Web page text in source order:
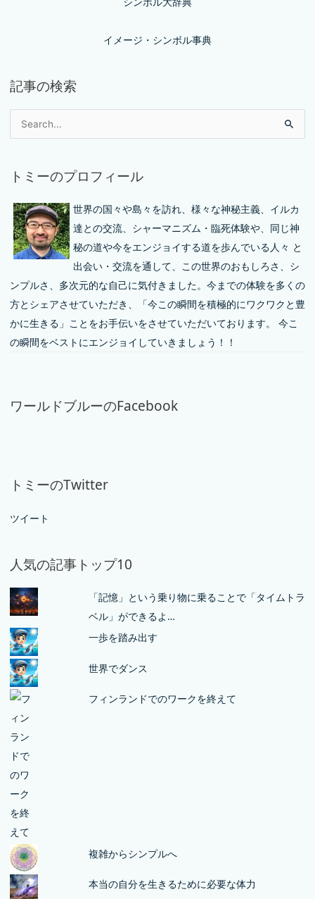
イメージ・シンボル事典
記事の検索
トミーのプロフィール
世界の国々や島々を訪れ、様々な神秘主義、イルカ
達との交流、シャーマニズム・臨死体験や、同じ神
秘の道や今をエンジョイする道を歩んでいる人々 と
出会い・交流を通して、この世界のおもしろさ、シ
ンプルさ、多次元的な自己に気付きました。今までの体験を多くの
方とシェアさせていただき、「今この瞬間を積極的にワクワクと豊
かに生きる」ことをお手伝いをさせていただいております。 今こ
の瞬間をベストにエンジョイしていきましょう！！
ワールドブルーのFacebook
トミーのTwitter
ツイート
人気の記事トップ10
「記憶」という乗り物に乗ることで「タイムトラ
ベル」ができるよ…
一歩を踏み出す
世界でダンス
フィンランドでのワークを終えて
複雑からシンプルへ
本当の自分を生きるために必要な体力